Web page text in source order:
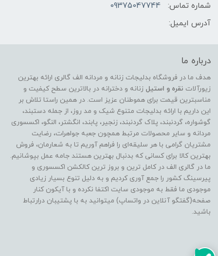
شماره تماس:
09375047744
آدرس ایمیل:
درباره ما
هدف ما در فروشگاه بدلیجات زنانه و مردانه الف گالری ارائه بهترین
زیورآلات نقره و استیل زنانه و دخترانه در بالاترین سطح کیفیت و
مناسبترین قیمت برای هموطنان عزیز است. در همین راستا تلاش بر
این داریم با ارائه بدلیجات متنوع شیک و مد روز، از جمله دستبند،
گوشواره، گردنبند، پلاک گردنبند، زنجیر، پابند، انگشتر، النگو، اکسسوری
مردانه و سایر محصولات مرتبط همچون جعبه جواهرات، رضایت
مشتریان گرامی با هر سلیقه‌ای را فراهم آوریم تا به شعارمان، فروش
بهترین کالا برای کسانی که بدنبال بهترین هستند جامه عمل بپوشانیم.
ما در گالری الف در کامل ترین و بروز ترین کالکشن اکسسوری و
پیرسینگ کشور را جمع آوری کردیم و به دلیل تنوع بسیار زیادی
موجودی ما فقط به موجودی سایت اکتفا نکرده و با آیکون کنار
صفحه(گفتگو آنلاین در واتساپ) میتوانید به با پشتیبان درارتباط
باشید.